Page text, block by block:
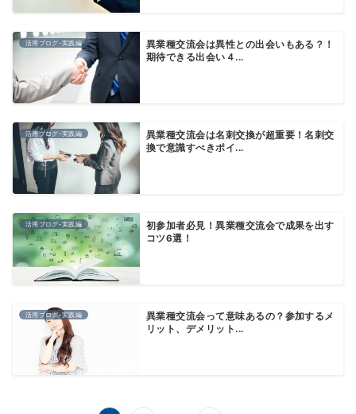
活用ブログ-実践編
異業種交流会は異性との出会いもある？！
期待できる出会い４...
活用ブログ-実践編
異業種交流会は名刺交換が超重要！名刺交
換で意識すべきポイ...
活用ブログ-実践編
初参加者必見！異業種交流会で成果を出す
コツ6選！
活用ブログ-実践編
異業種交流会って意味あるの？参加するメ
リット、デメリット...